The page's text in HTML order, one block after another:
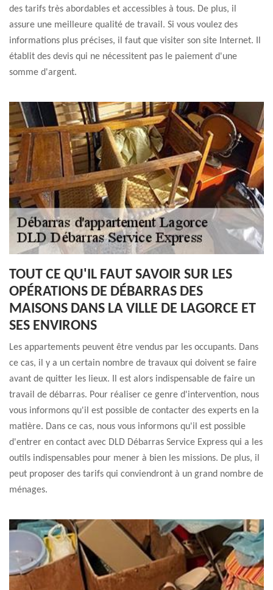
des tarifs très abordables et accessibles à tous. De plus, il
assure une meilleure qualité de travail. Si vous voulez des
informations plus précises, il faut que visiter son site Internet. Il
établit des devis qui ne nécessitent pas le paiement d'une
somme d'argent.
TOUT CE QU'IL FAUT SAVOIR SUR LES
OPÉRATIONS DE DÉBARRAS DES
MAISONS DANS LA VILLE DE LAGORCE ET
SES ENVIRONS
Les appartements peuvent être vendus par les occupants. Dans
ce cas, il y a un certain nombre de travaux qui doivent se faire
avant de quitter les lieux. Il est alors indispensable de faire un
travail de débarras. Pour réaliser ce genre d'intervention, nous
vous informons qu'il est possible de contacter des experts en la
matière. Dans ce cas, nous vous informons qu'il est possible
d'entrer en contact avec DLD Débarras Service Express qui a les
outils indispensables pour mener à bien les missions. De plus, il
peut proposer des tarifs qui conviendront à un grand nombre de
ménages.